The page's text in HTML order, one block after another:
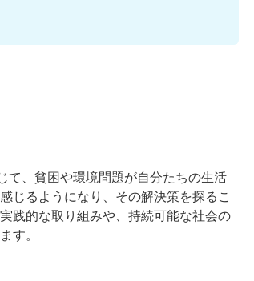
て、貧困や環境問題が自分たちの生活
じるようになり、その解決策を探るこ
践的な取り組みや、持続可能な社会の
す。